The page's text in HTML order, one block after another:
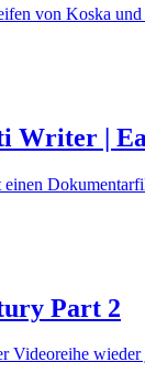
von Koska und
Writer |
Part 2
wieder